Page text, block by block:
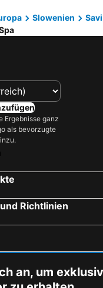
Mörbisch
- Laibach
Villach
Die
Slowenien
Ergebnisse ganz
als bevorzugte
Richtlinien
an, um